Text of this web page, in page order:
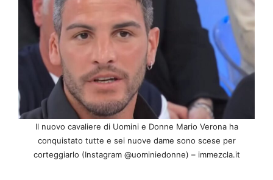
Il nuovo cavaliere di Uomini e Donne Mario Verona ha
conquistato tutte e sei nuove dame sono scese per
corteggiarlo (Instagram @uominiedonne) – immezcla.it